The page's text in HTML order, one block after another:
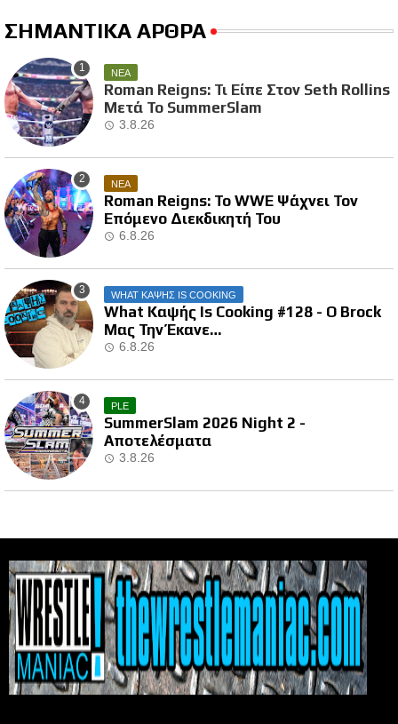
ΣΗΜΑΝΤΙΚΑ ΑΡΘΡΑ
ΝΕΑ
Roman Reigns: Τι Είπε Στον Seth Rollins
Μετά Το SummerSlam
3.8.26
ΝΕΑ
Roman Reigns: Το WWE Ψάχνει Τον
Επόμενο Διεκδικητή Του
6.8.26
WHAT ΚΑΨΗΣ IS COOKING
What Καψής Is Cooking #128 - Ο Brock
Μας Την Έκανε…
6.8.26
PLE
SummerSlam 2026 Night 2 -
Αποτελέσματα
3.8.26